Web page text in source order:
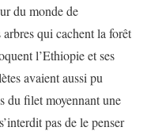
du monde de
qui cachent la forêt
l’Ethiopie et ses
avaient aussi pu
du filet moyennant une
pas de le penser